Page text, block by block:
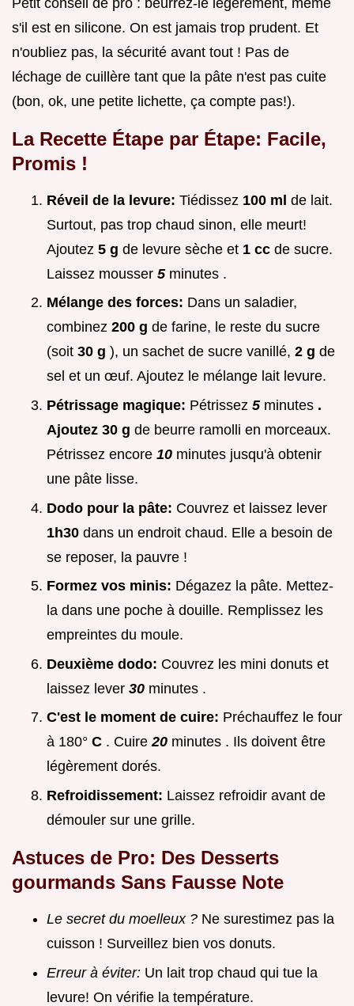
s'il est en silicone. On est jamais trop prudent. Et
n'oubliez pas, la sécurité avant tout ! Pas de
léchage de cuillère tant que la pâte n'est pas cuite
(bon, ok, une petite lichette, ça compte pas!).
La Recette Étape par Étape: Facile,
Promis !
Réveil de la levure: Tiédissez 100 ml de lait.
Surtout, pas trop chaud sinon, elle meurt!
Ajoutez 5 g de levure sèche et 1 cc de sucre.
Laissez mousser 5 minutes .
Mélange des forces: Dans un saladier,
combinez 200 g de farine, le reste du sucre
(soit 30 g ), un sachet de sucre vanillé, 2 g de
sel et un œuf. Ajoutez le mélange lait levure.
Pétrissage magique: Pétrissez 5 minutes .
Ajoutez 30 g de beurre ramolli en morceaux.
Pétrissez encore 10 minutes jusqu'à obtenir
une pâte lisse.
Dodo pour la pâte: Couvrez et laissez lever
1h30 dans un endroit chaud. Elle a besoin de
se reposer, la pauvre !
Formez vos minis: Dégazez la pâte. Mettez-
la dans une poche à douille. Remplissez les
empreintes du moule.
Deuxième dodo: Couvrez les mini donuts et
laissez lever 30 minutes .
C'est le moment de cuire: Préchauffez le four
à 180° C . Cuire20 minutes . Ils doivent être
légèrement dorés.
Refroidissement: Laissez refroidir avant de
démouler sur une grille.
Astuces de Pro: Des Desserts
gourmands Sans Fausse Note
Le secret du moelleux ? Ne surestimez pas la
cuisson ! Surveillez bien vos donuts.
Erreur à éviter: Un lait trop chaud qui tue la
levure! On vérifie la température.